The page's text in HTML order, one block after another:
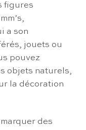
figures
a son
jouets ou
pouvez
objets naturels,
la décoration
des